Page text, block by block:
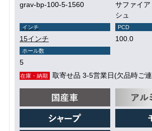
grav-bp-100-5-1560
サファイ
シュ
インチ
15インチ
PCD
100.0
ホール数
5
在庫・納期 取寄せ品 3-5営業日(欠品時ご